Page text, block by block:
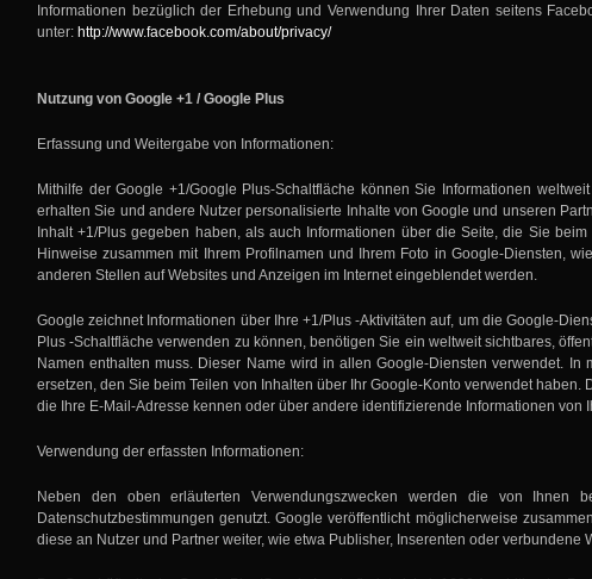
Informationen bezüglich der Erhebung und Verwendung Ihrer Daten seitens
unter: http://www.facebook.com/about/privacy/
Nutzung von Google +1 / Google Plus
Erfassung und Weitergabe von Informationen:
Mithilfe der Google +1/Google Plus-Schaltfläche können Sie Informationen
erhalten Sie und andere Nutzer personalisierte Inhalte von Google und unseren
Inhalt +1/Plus gegeben haben, als auch Informationen über die Seite, die Sie
Hinweise zusammen mit Ihrem Profilnamen und Ihrem Foto in Google-Diensten,
anderen Stellen auf Websites und Anzeigen im Internet eingeblendet werden.
Google zeichnet Informationen über Ihre +1/Plus -Aktivitäten auf, um die Google-
Plus -Schaltfläche verwenden zu können, benötigen Sie ein weltweit sichtbares,
Namen enthalten muss. Dieser Name wird in allen Google-Diensten verwendet.
ersetzen, den Sie beim Teilen von Inhalten über Ihr Google-Konto verwendet
die Ihre E-Mail-Adresse kennen oder über andere identifizierende Informationen von
Verwendung der erfassten Informationen:
Neben den oben erläuterten Verwendungszwecken werden die von Ihnen
Datenschutzbestimmungen genutzt. Google veröffentlicht möglicherweise
diese an Nutzer und Partner weiter, wie etwa Publisher, Inserenten oder verbundene